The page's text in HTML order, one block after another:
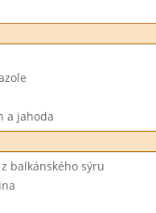
a jahoda
balkánského sýru